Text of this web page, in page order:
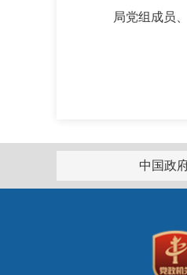
局党组成员、
中国政